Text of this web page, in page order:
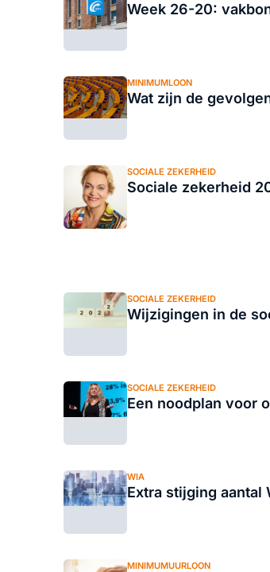
Week 26-20:
MINIMUMLOON
Wat zijn de
SOCIALE ZEKERHEID
Sociale zekerheid
SOCIALE ZEKERHEID
Wijzigingen in de
SOCIALE ZEKERHEID
Een noodplan voor
WIA
Extra stijging
MINIMUMUURLOON